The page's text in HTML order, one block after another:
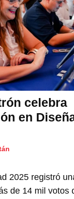
celebra
en
2025 registró
de 14 mil votos